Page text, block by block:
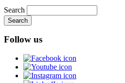
Search
Follow us